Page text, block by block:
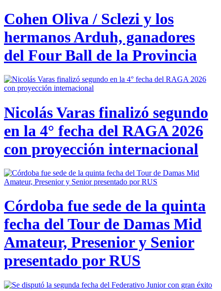
Cohen Oliva / Sclezi y los
hermanos Arduh, ganadores
del Four Ball de la Provincia
Nicolás Varas finalizó segundo
en la 4° fecha del RAGA 2026
con proyección internacional
Córdoba fue sede de la quinta
fecha del Tour de Damas Mid
Amateur, Presenior y Senior
presentado por RUS